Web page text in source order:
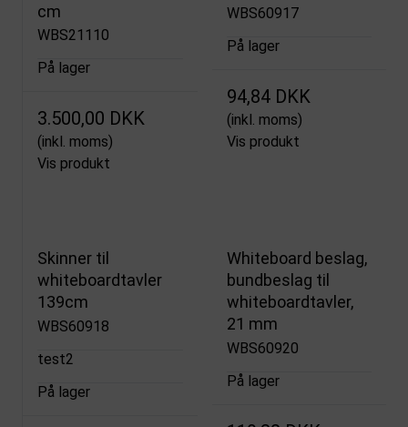
cm
WBS21110
På lager
3.500,00 DKK
(inkl. moms)
Vis produkt
WBS60917
På lager
94,84 DKK
(inkl. moms)
Vis produkt
Skinner til
whiteboardtavler
139cm
WBS60918
test2
På lager
Whiteboard beslag,
bundbeslag til
whiteboardtavler,
21 mm
WBS60920
På lager